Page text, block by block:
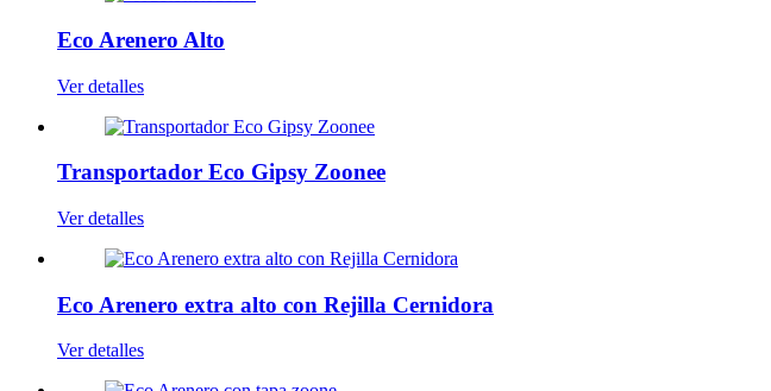
Eco Arenero Alto
Ver detalles
Transportador Eco Gipsy Zoonee
Ver detalles
Eco Arenero extra alto con Rejilla Cernidora
Ver detalles